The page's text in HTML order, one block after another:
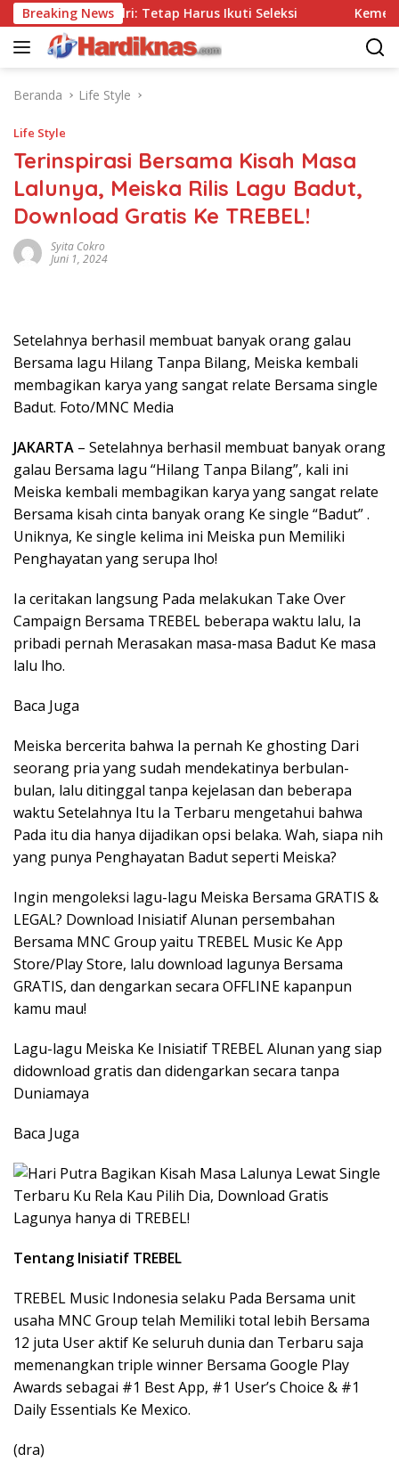
Langsung
ke
konten
Breaking News
Tes, Polri: Tetap Harus Ikuti Seleksi Kemenpar
Beranda Life Style
Life Style
Terinspirasi Bersama Kisah Masa
Lalunya, Meiska Rilis Lagu Badut,
Download Gratis Ke TREBEL!
Syita Cokro
Juni 1, 2024
Setelahnya berhasil membuat banyak orang galau
Bersama lagu Hilang Tanpa Bilang, Meiska kembali
membagikan karya yang sangat relate Bersama single
Badut. Foto/MNC Media
JAKARTA – Setelahnya berhasil membuat banyak orang
galau Bersama lagu “Hilang Tanpa Bilang”, kali ini
Meiska kembali membagikan karya yang sangat relate
Bersama kisah cinta banyak orang Ke single “Badut” .
Uniknya, Ke single kelima ini Meiska pun Memiliki
Penghayatan yang serupa lho!
Ia ceritakan langsung Pada melakukan Take Over
Campaign Bersama TREBEL beberapa waktu lalu, Ia
pribadi pernah Merasakan masa-masa Badut Ke masa
lalu lho.
Baca Juga
Meiska bercerita bahwa Ia pernah Ke ghosting Dari
seorang pria yang sudah mendekatinya berbulan-
bulan, lalu ditinggal tanpa kejelasan dan beberapa
waktu Setelahnya Itu Ia Terbaru mengetahui bahwa
Pada itu dia hanya dijadikan opsi belaka. Wah, siapa nih
yang punya Penghayatan Badut seperti Meiska?
Ingin mengoleksi lagu-lagu Meiska Bersama GRATIS &
LEGAL? Download Inisiatif Alunan persembahan
Bersama MNC Group yaitu TREBEL Music Ke App
Store/Play Store, lalu download lagunya Bersama
GRATIS, dan dengarkan secara OFFLINE kapanpun
kamu mau!
Lagu-lagu Meiska Ke Inisiatif TREBEL Alunan yang siap
didownload gratis dan didengarkan secara tanpa
Duniamaya
Baca Juga
Tentang Inisiatif TREBEL
TREBEL Music Indonesia selaku Pada Bersama unit
usaha MNC Group telah Memiliki total lebih Bersama
12 juta User aktif Ke seluruh dunia dan Terbaru saja
memenangkan triple winner Bersama Google Play
Awards sebagai #1 Best App, #1 User’s Choice & #1
Daily Essentials Ke Mexico.
(dra)